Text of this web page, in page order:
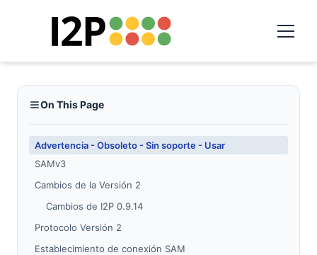
On This Page
Advertencia - Obsoleto - Sin soporte - Usar
SAMv3
Cambios de la Versión 2
Cambios de I2P 0.9.14
Protocolo Versión 2
Establecimiento de conexión SAM